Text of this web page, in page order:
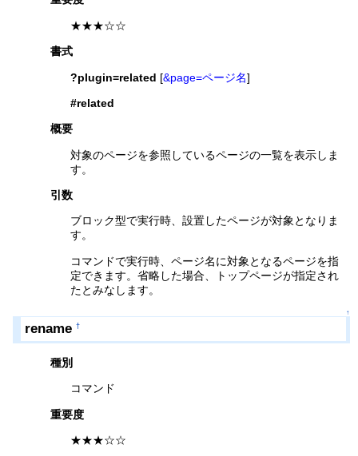
★★★☆☆
書式
?plugin=related [&page=ページ名]
#related
概要
対象のページを参照しているページの一覧を表示しま
す。
引数
ブロック型で実行時、設置したページが対象となりま
す。
コマンドで実行時、ページ名に対象となるページを指
定できます。省略した場合、トップページが指定され
たとみなします。
↑
rename †
種別
コマンド
重要度
★★★☆☆